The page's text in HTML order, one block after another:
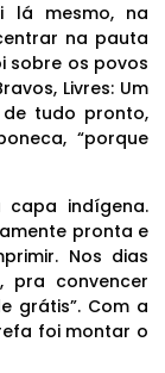
lá mesmo, na
na pauta
sobre os povos
Livres: Um
de tudo pronto,
“porque
capa indígena.
pronta e
Nos dias
pra convencer
grátis”. Com a
foi montar o